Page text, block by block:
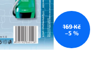
169 Kč
–5 %